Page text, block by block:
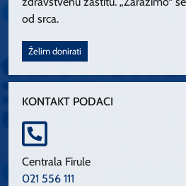
od srca.
Želim donirati
KONTAKT PODACI
Centrala Firule
021 556 111